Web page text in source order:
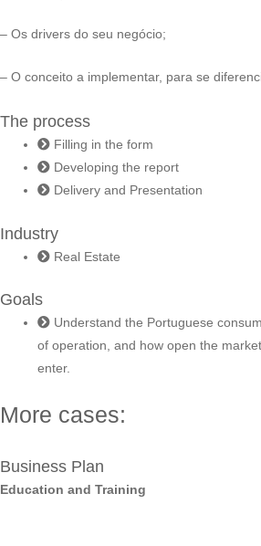
– Os drivers do seu negócio;
– O conceito a implementar, para se
The process
Filling in the form
Developing the report
Delivery and Presentation
Industry
Real Estate
Goals
Understand the Portuguese
of operation, and how open the
enter.
More cases:
Business Plan
Education and Training